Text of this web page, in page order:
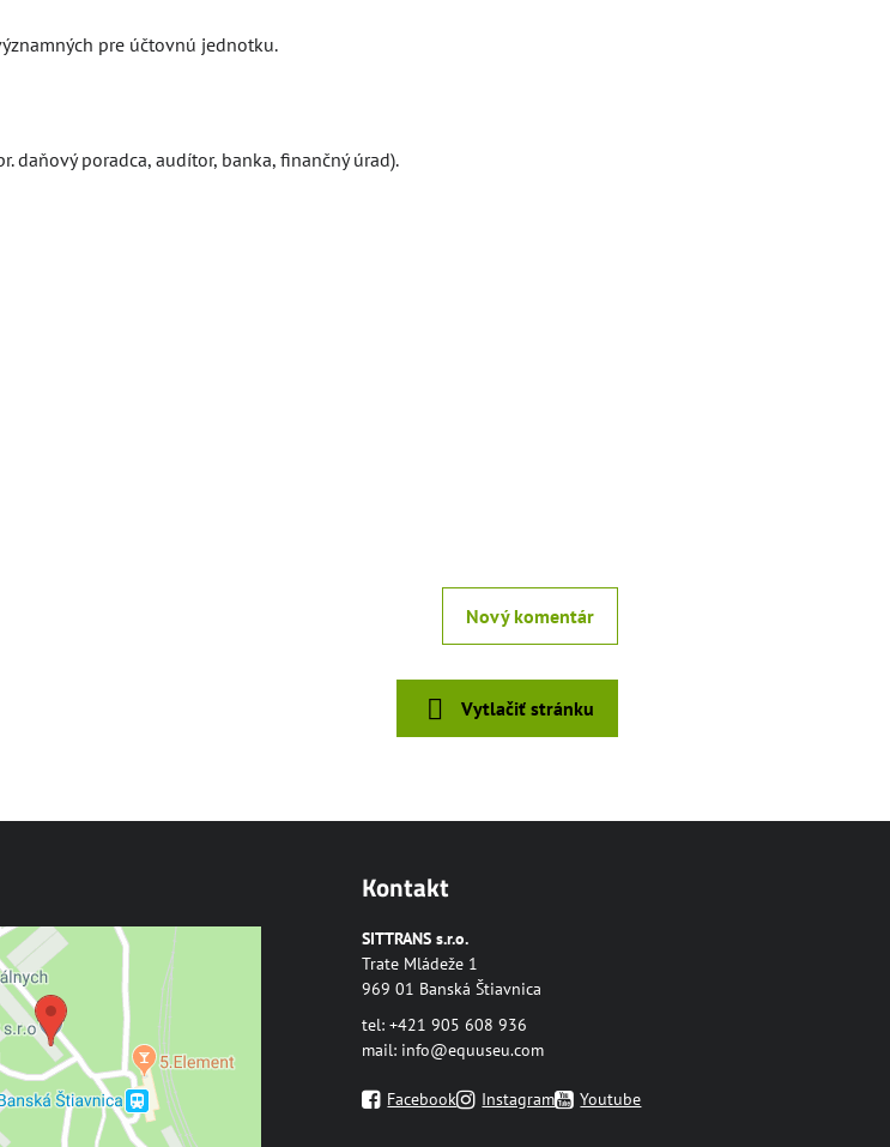
pre účtovnú jednotku.
daňový poradca, audítor, banka, finančný úrad).
Nový komentár
Vytlačiť stránku
Kontakt
SITTRANS s.r.o.
Trate Mládeže 1
969 01 Banská Štiavnica
tel: +421 905 608 936
mail: info@equuseu.com
Facebook Instagram Youtube